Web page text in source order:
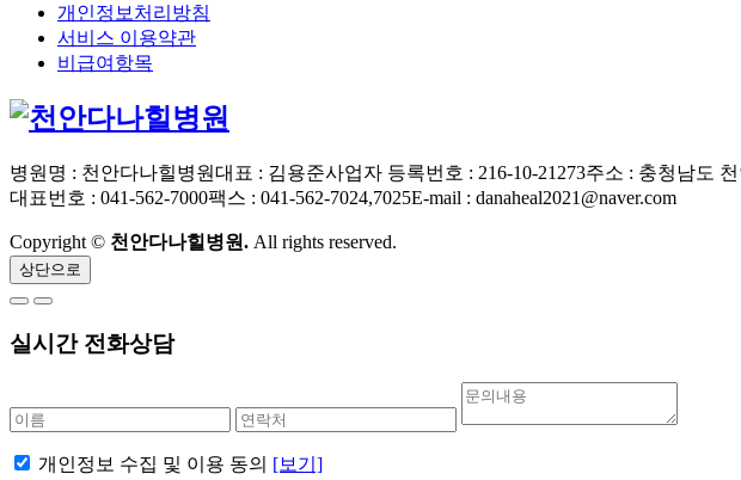
개인정보처리방침
서비스 이용약관
비급여항목
병원명 : 천안다나힐병원대표 : 김용준사업자 등록번호 : 216-10-21273주소 : 충청남도
대표번호 : 041-562-7000팩스 : 041-562-7024,7025E-mail : danaheal2021@naver.com
Copyright © 천안다나힐병원. All rights reserved.
상단으로
실시간 전화상담
개인정보 수집 및 이용 동의 [보기]